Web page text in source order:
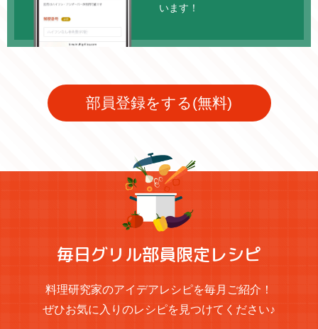
います！
部員登録をする(無料)
毎日グリル部員限定レシピ
料理研究家のアイデアレシピを毎月ご紹介！
ぜひお気に入りのレシピを見つけてください♪